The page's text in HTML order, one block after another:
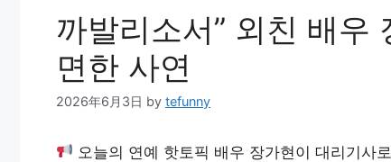
까발리소서” 외친 배우
면한 사연
2026年6月3日 by tefunny
오늘의 연예 핫토픽 배우 장가현이 대리기사